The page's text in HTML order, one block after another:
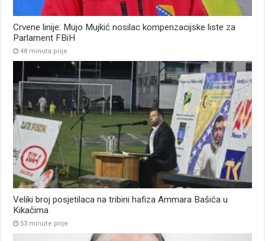
Crvene linije: Mujo Mujkić nosilac kompenzacijske liste za
Parlament FBiH
48 minuta prije
Veliki broj posjetilaca na tribini hafiza Ammara Bašića u
Kikačima
53 minute prije